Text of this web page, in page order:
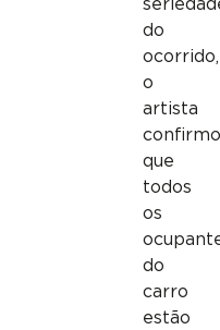
do
ocorrido,
o
artista
que
todos
os
do
carro
estão